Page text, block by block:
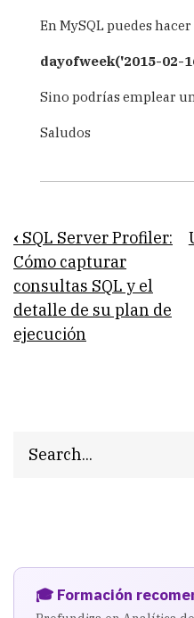
Bueno
ejemplo.
Pero
veo
Javier
En MySQL puedes
dayofweek('2015-02-
Sino podrías emplear un
Saludos
Book
traversal
links
for
Dimensión
de
‹ SQL Server Profiler:
Cómo capturar
consultas SQL y el
detalle de su plan de
ejecución
🎓 Formación